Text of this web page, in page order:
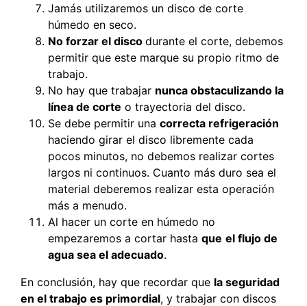
Jamás utilizaremos un disco de corte
húmedo en seco.
No forzar el disco durante el corte, debemos
permitir que este marque su propio ritmo de
trabajo.
No hay que trabajar nunca obstaculizando la
línea de corte o trayectoria del disco.
Se debe permitir una correcta refrigeración
haciendo girar el disco libremente cada
pocos minutos, no debemos realizar cortes
largos ni continuos. Cuanto más duro sea el
material deberemos realizar esta operación
más a menudo.
Al hacer un corte en húmedo no
empezaremos a cortar hasta que el flujo de
agua sea el adecuado.
En conclusión, hay que recordar que la seguridad
en el trabajo es primordial, y trabajar con discos